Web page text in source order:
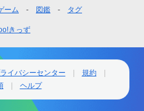
ーム 図鑑 タグ
きっず
イバシーセンター
規約
ヘルプ